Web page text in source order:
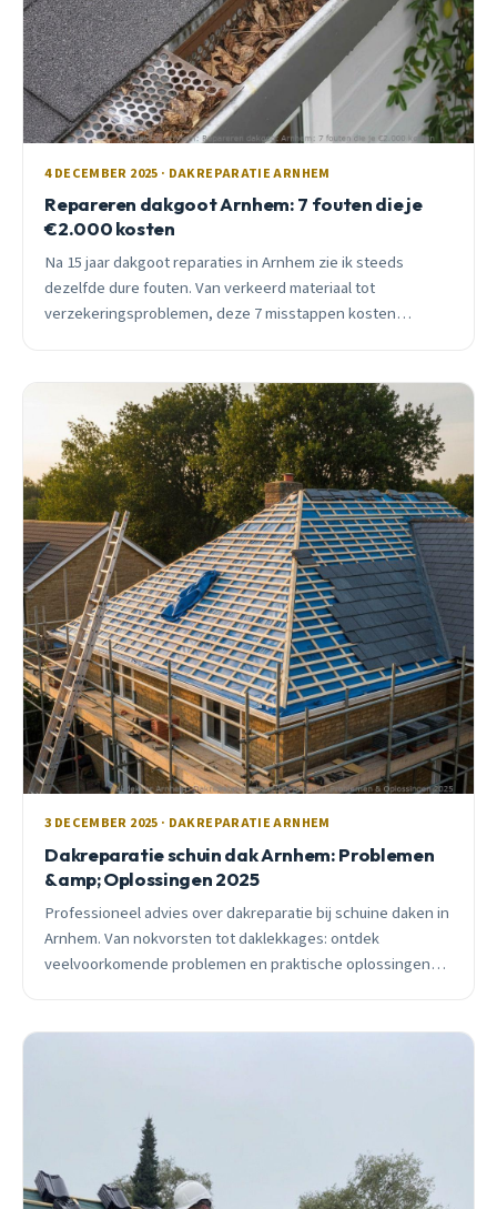
4 DECEMBER 2025 · DAKREPARATIE ARNHEM
Repareren dakgoot Arnhem: 7 fouten die je
€2.000 kosten
Na 15 jaar dakgoot reparaties in Arnhem zie ik steeds
dezelfde dure fouten. Van verkeerd materiaal tot
verzekeringsproblemen, deze 7 misstappen kosten
3 DECEMBER 2025 · DAKREPARATIE ARNHEM
Dakreparatie schuin dak Arnhem: Problemen
&amp; Oplossingen 2025
Professioneel advies over dakreparatie bij schuine daken in
Arnhem. Van nokvorsten tot daklekkages: ontdek
veelvoorkomende problemen en praktische oplossingen